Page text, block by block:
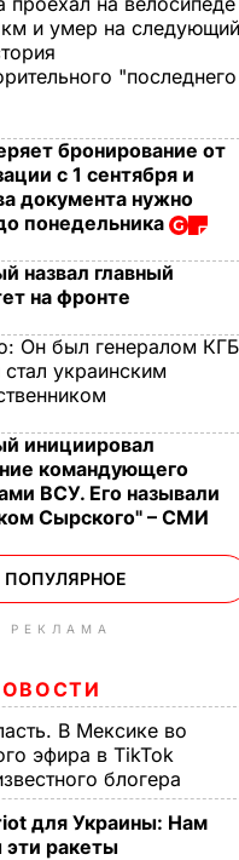
и умер на следующий
"последнего
бронирование от
с 1 сентября и
документа нужно
понедельника
назвал главный
на фронте
Он был генералом
украинским
инициировал
командующего
ВСУ. Его называли
Сырского" – СМИ
ПОПУЛЯРНОЕ
РЕКЛАМА
В Мексике во
эфира в TikTok
блогера
для Украины: Нам
ракеты